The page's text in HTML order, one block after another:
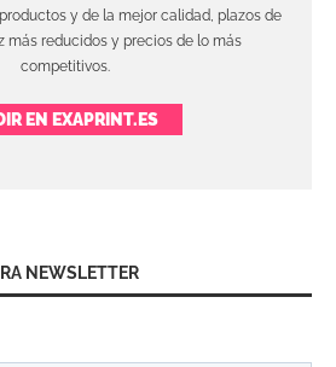
y de la mejor calidad, plazos de
más reducidos y precios de lo más
competitivos.
EN EXAPRINT.ES
NEWSLETTER